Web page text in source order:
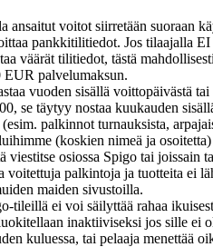
ansaitut voitot siirretään suoraan
pankkitilitiedot. Jos tilaajalla
väärät tilitiedot, tästä
EUR palvelumaksun.
vuoden sisällä voittopäivästä
se täytyy nostaa kuukauden
palkinnot turnauksista,
(koskien nimeä ja
viestitse osiossa Spigo tai joissain
voitettuja palkintoja ja tuotteita ei
maiden sivustoilla.
tileillä ei voi säilyttää rahaa
inaktiiviseksi jos sille ei
kuluessa, tai pelaaja menettää